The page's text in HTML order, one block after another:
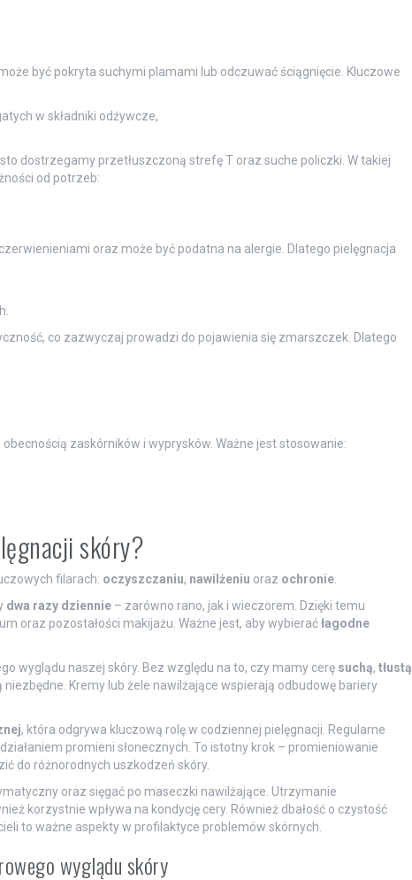
być pokryta suchymi plamami lub odczuwać ściągnięcie. Kluczowe
w składniki odżywcze,
dostrzegamy przetłuszczoną strefę T oraz suche policzki. W takiej
od potrzeb:
oraz może być podatna na alergie. Dlatego pielęgnacja
co zazwyczaj prowadzi do pojawienia się zmarszczek. Dlatego
zaskórników i wyprysków. Ważne jest stosowanie:
skóry?
filarach: oczyszczaniu, nawilżeniu oraz ochronie.
dwa razy dziennie– zarówno rano, jak i wieczorem. Dzięki temu
oraz pozostałości makijażu. Ważne jest, aby wybieraćłagodne
wyglądu naszej skóry. Bez względu na to, czy mamy cerę suchą, tłustą
Kremy lub żele nawilżające wspierają odbudowę bariery
, która odgrywa kluczową rolę w codziennej pielęgnacji. Regularne
promieni słonecznych. To istotny krok – promieniowanie
do różnorodnych uszkodzeń skóry.
oraz sięgać po maseczki nawilżające. Utrzymanie
korzystnie wpływa na kondycję cery. Również dbałość o czystość
to ważne aspekty w profilaktyce problemów skórnych.
wyglądu skóry